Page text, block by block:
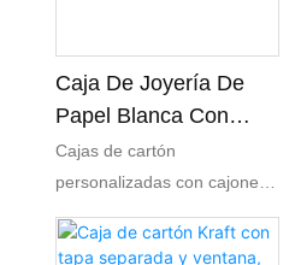
Caja De Joyería De
Papel Blanca Con
Cajón Deslizante E
Impresión
Personalizada.
Cajas de cartón
personalizadas con cajones
deslizantes y forro suave,
ideales para guardar